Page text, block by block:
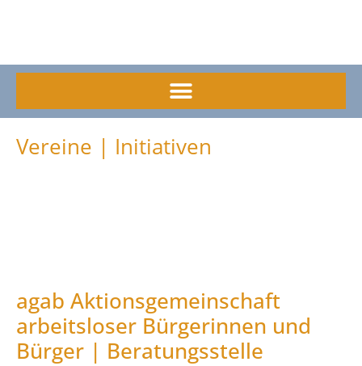
Vereine | Initiativen
agab Aktionsgemeinschaft
arbeitsloser Bürgerinnen und
Bürger | Beratungsstelle